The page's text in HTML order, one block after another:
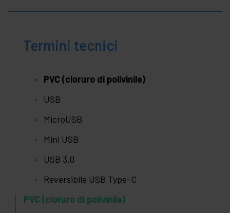
Termini tecnici
PVC (cloruro di polivinile)
USB
MicroUSB
Mini USB
USB 3.0
Reversibile USB Type-C
PVC (cloruro di polivinile)